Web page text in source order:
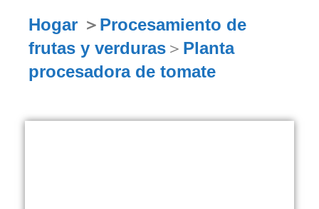
Hogar ＞ Procesamiento de
frutas y verduras ＞ Planta
procesadora de tomate